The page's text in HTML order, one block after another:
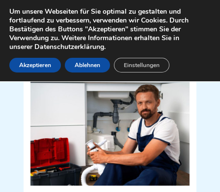
Inhalt
springen
Sanitär Installateur für Alland 2565
Um unsere Webseiten für Sie optimal zu gestalten und
fortlaufend zu verbessern, verwenden wir Cookies. Durch
Bestätigen des Buttons "Akzeptieren" stimmen Sie der
Verwendung zu. Weitere Informationen erhalten Sie in
unserer Datenschutzerklärung.
Akzeptieren Ablehnen Einstellungen